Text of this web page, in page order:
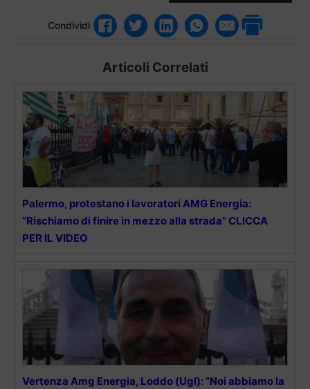
Condividi
Articoli Correlati
Palermo, protestano i lavoratori AMG Energia:
“Rischiamo di finire in mezzo alla strada” CLICCA
PER IL VIDEO
Vertenza Amg Energia, Loddo (Ugl): ”Noi abbiamo la